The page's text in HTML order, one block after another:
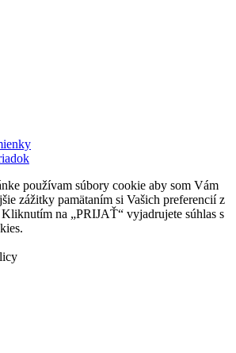
používam súbory cookie aby som Vám
zážitky pamätaním si Vašich preferencií z
na „PRIJAŤ“ vyjadrujete súhlas s